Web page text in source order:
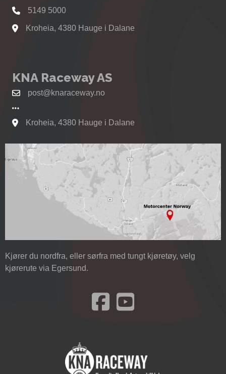
5149 5000
Se kart til Motorcenter Norway i Sokndal
Kroheia, 4380 Hauge i Dalane
KNA Raceway AS
post@knaraceway.no
Se kart til Motorcenter Norway i Sokndal
Kroheia, 4380 Hauge i Dalane
Kjører du nordfra, eller sørfra med tungt kjøretøy, velg
kjørerute via Egersund.
Besøk oss på Facebook